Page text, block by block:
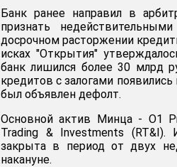
Банк ранее направил в
признать
досрочном расторжении
исках "Открытия"
банк лишился более 30 млрд
кредитов с залогами
был объявлен дефолт.
Основной актив Минца - O1
Trading & Investments
закрыта в период от двух
накануне.